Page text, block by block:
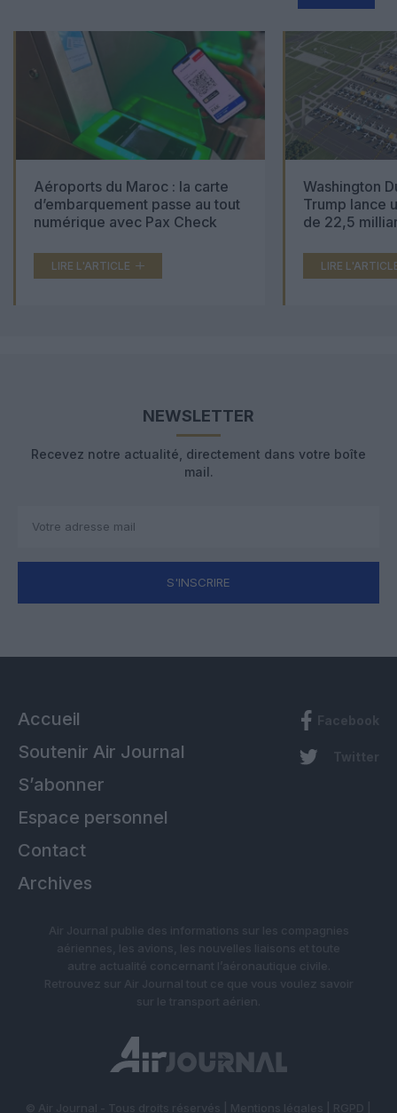
Aéroports du Maroc : la carte
d’embarquement passe au tout
numérique avec Pax Check
LIRE L'ARTICLE
Washington
Trump lance
de 22,5
LIRE
NEWSLETTER
Recevez notre actualité, directement dans votre boîte
mail.
S'INSCRIRE
Accueil
Soutenir Air Journal
S’abonner
Espace personnel
Contact
Archives